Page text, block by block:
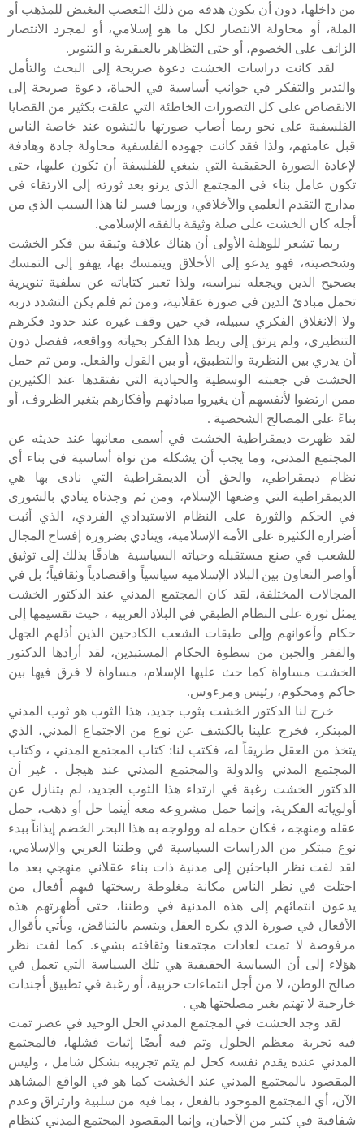
من داخلها، دون أن يكون هدفه من ذلك التعصب البغيض للمذهب أو
الملة، أو محاولة الانتصار لكل ما هو إسلامي، أو لمجرد الانتصار
الزائف على الخصوم، أو حتى التظاهر بالعبقرية و التنوير.
لقد كانت دراسات الخشت دعوة صريحة إلى البحث والتأمل
والتدبر والتفكر في جوانب أساسية في الحياة، دعوة صريحة إلى
الانقضاض على كل التصورات الخاطئة التي علقت بكثير من القضايا
الفلسفية على نحو ربما أصاب صورتها بالتشوه عند خاصة الناس
قبل عامتهم، ولذا فقد كانت جهوده الفلسفية محاولة جادة وهادفة
لإعادة الصورة الحقيقية التي ينبغي للفلسفة أن تكون عليها، حتى
تكون عامل بناء في المجتمع الذي يرنو بعد ثورته إلى الارتقاء في
مدارج التقدم العلمي والأخلاقي، وربما فسر لنا هذا السبب الذي من
أجله كان الخشت على صلة وثيقة بالفقه الإسلامي.
ربما تشعر للوهلة الأولى أن هناك علاقة وثيقة بين فكر الخشت
وشخصيته، فهو يدعو إلى الأخلاق ويتمسك بها، يهفو إلى التمسك
بصحيح الدين ويجعله نبراسه، ولذا تعبر كتاباته عن سلفية تنويرية
تحمل مبادئ الدين في صورة عقلانية، ومن ثم فلم يكن التشدد دربه
ولا الانغلاق الفكري سبيله، في حين وقف غيره عند حدود فكرهم
التنظيري، ولم يرتق إلى ربط هذا الفكر بحياته وواقعه، ففصل دون
أن يدري بين النظرية والتطبيق، أو بين القول والفعل. ومن ثم حمل
الخشت في جعبته الوسطية والحيادية التي نفتقدها عند الكثيرين
ممن ارتضوا لأنفسهم أن يغيروا مبادئهم وأفكارهم بتغير الظروف، أو
بناءً على المصالح الشخصية .
لقد ظهرت ديمقراطية الخشت في أسمى معانيها عند حديثه عن
المجتمع المدني، وما يجب أن يشكله من نواة أساسية في بناء أي
نظام ديمقراطي، والحق أن الديمقراطية التي نادى بها هي
الديمقراطية التي وضعها الإسلام، ومن ثم وجدناه ينادي بالشورى
في الحكم والثورة على النظام الاستبدادي الفردي، الذي أثبت
أضراره الكثيرة على الأمة الإسلامية، وينادي بضرورة إفساح المجال
للشعب في صنع مستقبله وحياته السياسية هادفًا بذلك إلى توثيق
أواصر التعاون بين البلاد الإسلامية سياسياً واقتصادياً وثقافياً؛ بل في
المجالات المختلفة، لقد كان المجتمع المدني عند الدكتور الخشت
يمثل ثورة على النظام الطبقي في البلاد العربية ، حيث تقسيمها إلى
حكام وأعوانهم وإلى طبقات الشعب الكادحين الذين أذلهم الجهل
والفقر والجبن من سطوة الحكام المستبدين، لقد أرادها الدكتور
الخشت مساواة كما حث عليها الإسلام، مساواة لا فرق فيها بين
حاكم ومحكوم، رئيس ومرءوس.
خرج لنا الدكتور الخشت بثوب جديد، هذا الثوب هو ثوب المدني
المبتكر، فخرج علينا بالكشف عن نوع من الاجتماع المدني، الذي
يتخذ من العقل طريقاً له، فكتب لنا: كتاب المجتمع المدني ، وكتاب
المجتمع المدني والدولة والمجتمع المدني عند هيجل . غير أن
الدكتور الخشت رغبة في ارتداء هذا الثوب الجديد، لم يتنازل عن
أولوياته الفكرية، وإنما حمل مشروعه معه أينما حل أو ذهب، حمل
عقله ومنهجه ، فكان حمله له وولوجه به هذا البحر الخضم إيذاناً ببدء
نوع مبتكر من الدراسات السياسية في وطننا العربي والإسلامي،
لقد لفت نظر الباحثين إلى مدنية ذات بناء عقلاني منهجي بعد ما
احتلت في نظر الناس مكانة مغلوطة رسختها فيهم أفعال من
يدعون انتمائهم إلى هذه المدنية في وطننا، حتى أظهرتهم هذه
الأفعال في صورة الذي يكره العقل ويتسم بالتناقض، ويأتي بأقوال
مرفوضة لا تمت لعادات مجتمعنا وثقافته بشيء. كما لفت نظر
هؤلاء إلى أن السياسة الحقيقية هي تلك السياسة التي تعمل في
صالح الوطن، لا من أجل انتماءات حزبية، أو رغبة في تطبيق أجندات
خارجية لا تهتم بغير مصلحتها هي .
لقد وجد الخشت في المجتمع المدني الحل الوحيد في عصر تمت
فيه تجربة معظم الحلول وتم فيه أيضًا إثبات فشلها، فالمجتمع
المدني عنده يقدم نفسه كحل لم يتم تجريبه بشكل شامل ، وليس
المقصود بالمجتمع المدني عند الخشت كما هو في الواقع المشاهد
الآن، أي المجتمع الموجود بالفعل ، بما فيه من سلبية وارتزاق وعدم
شفافية في كثير من الأحيان، وإنما المقصود المجتمع المدني كنظام